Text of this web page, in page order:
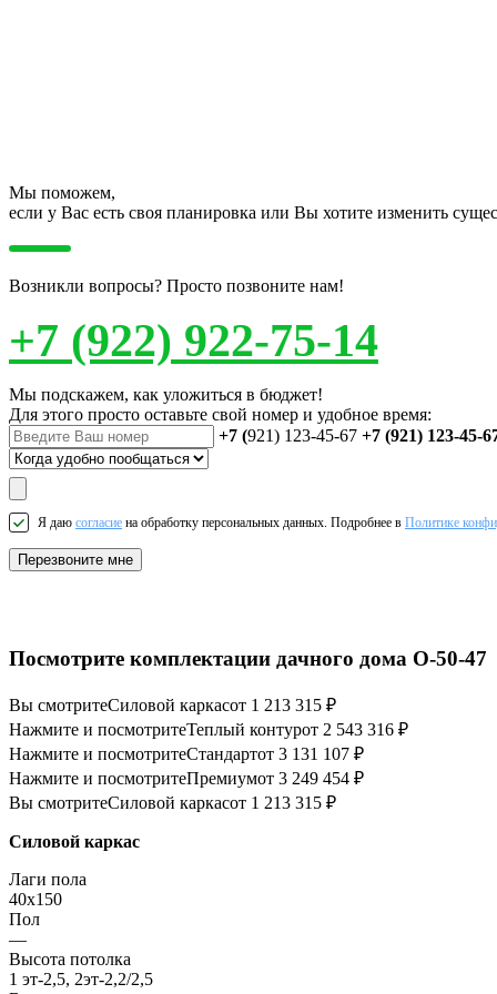
Мы поможем,
если у Вас есть своя планировка или Вы хотите изменить
Возникли вопросы? Просто позвоните нам!
+7 (922) 922-75-14
Мы подскажем, как уложиться в бюджет!
Для этого просто оставьте свой номер и удобное время:
+7 (921) 123-45-67 +7 (921) 123-45-
Я даю согласие на обработку персональных данных. Подробнее в Политике
Перезвоните мне
Посмотрите комплектации дачного дома О-50-47
Вы смотритеСиловой каркасот 1 213 315 ₽
Нажмите и посмотритеТеплый контурот 2 543 316 ₽
Нажмите и посмотритеСтандартот 3 131 107 ₽
Нажмите и посмотритеПремиумот 3 249 454 ₽
Вы смотритеСиловой каркасот 1 213 315 ₽
Силовой каркас
Лаги пола
40х150
Пол
—
Высота потолка
1 эт-2,5, 2эт-2,2/2,5